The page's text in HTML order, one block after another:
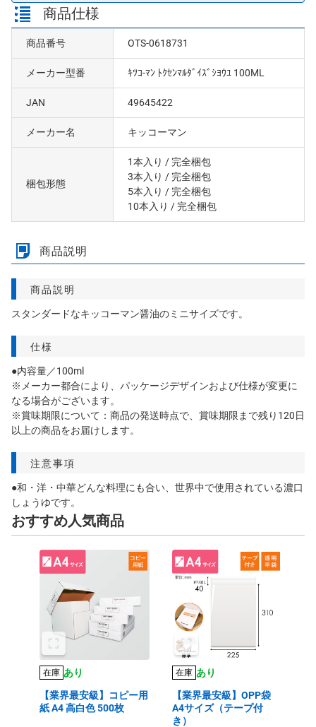
商品仕様
商品番号 OTS-0618731
メーカー型番 ｷﾂｺ-ﾏﾝ ﾄｸｾﾝﾏﾙﾀﾞｲｽﾞｼﾖｳﾕ 100ML
JAN 49645422
メーカー名 キッコーマン
梱包形態
1本入り / 完全梱包
3本入り / 完全梱包
5本入り / 完全梱包
10本入り / 完全梱包
商品説明
商品説明
スタンダードなキッコーマン醤油のミニサイズです。
仕様
●内容量／100ml
※メーカー都合により、パッケージデザインおよび仕様が変更に
なる場合がございます。
※賞味期限について：商品の発送時点で、賞味期限まで残り120日
以上の商品をお届けします。
注意事項
●和・洋・中華どんな料理にも合い、世界中で使用されている濃口
しょうゆです。
おすすめ人気商品
在庫 あり
【業界最安級】コピー用
紙 A4 高白色 500枚
在庫 あり
【業界最安級】OPP袋
A4サイズ（テープ付
き）